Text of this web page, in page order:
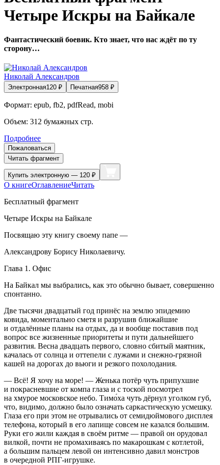
Четыре Искры на Байкале
Фантастический боевик. Кто знает, что нас ждёт по ту
сторону…
Николай Александров
Электронная120 ₽ Печатная958 ₽
Формат: epub, fb2, pdfRead, mobi
Объем: 312 бумажных стр.
Подробнее
Пожаловаться
Читать фрагмент
Купить электронную — 120 ₽
О книгеОглавлениеЧитать
Бесплатный фрагмент
Четыре Искры на Байкале
Посвящаю эту книгу своему папе —
Александрову Борису Николаевичу.
Глава 1. Офис
На Байкал мы выбрались, как это обычно бывает, совершенно
спонтанно.
Две тысячи двадцатый год принёс на землю эпидемию
ковида, моментально сметя и разрушив ближайшие
и отдалённые планы на отдых, да и вообще поставив под
вопрос все жизненные приоритеты и пути дальнейшего
развития. Весна двадцать первого, словно сбитый маятник,
качалась от солнца и оттепели с лужами и снежно-грязной
кашей на дорогах до вьюги и резкого похолодания.
— Всё! Я хочу на море! — Женька потёр чуть припухшие
и покрасневшие от компа глаза и с тоской посмотрел
на хмурое московское небо. Тимо́ха чуть дёрнул уголком губ,
что, видимо, должно было означать саркастическую усмешку.
Глаза его при этом не отрывались от семидюймового дисплея
телефона, который в его лапище совсем не казался большим.
Руки его жили каждая в своём ритме — правой он орудовал
вилкой, почти не промахиваясь по макарошкам с котлетой,
а большим пальцем левой он интенсивно давил монстров
в очередной РПГ-игрушке.